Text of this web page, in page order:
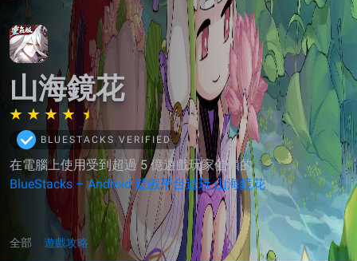
山海鏡花
BLUESTACKS VERIFIED
在電腦上使用受到超過 5 億遊戲玩家信賴的
BlueStacks – Android 遊戲平台遊玩 山海鏡花
全部 遊戲攻略